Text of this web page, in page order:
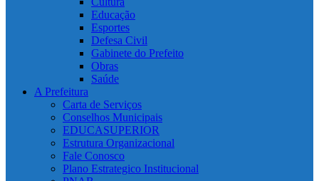
Educação
Esportes
Defesa Civil
Gabinete do Prefeito
Obras
Saúde
A Prefeitura
Carta de Serviços
Conselhos Municipais
EDUCASUPERIOR
Estrutura Organizacional
Fale Conosco
Plano Estrategico Institucional